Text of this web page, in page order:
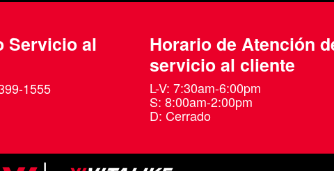
Servicio al
1555
Horario de Atención
servicio al cliente
L-V: 7:30am-6:00pm
S: 8:00am-2:00pm
D: Cerrado